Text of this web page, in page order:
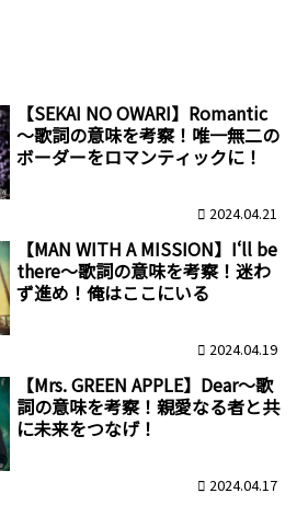
【SEKAI NO OWARI】Romantic
～歌詞の意味を考察！唯一無二の
ボーダーをロマンティックに！
2024.04.21
【MAN WITH A MISSION】I‘ll be
there～歌詞の意味を考察！迷わ
ず進め！俺はここにいる
2024.04.19
【Mrs. GREEN APPLE】Dear～歌
詞の意味を考察！親愛なる者と共
に未来をつなげ！
2024.04.17